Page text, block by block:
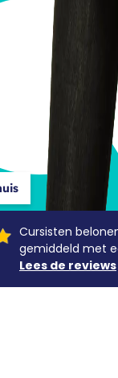
Cursisten
gemiddeld met
Lees de reviews